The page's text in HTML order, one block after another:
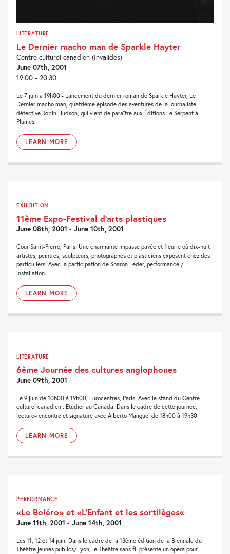
LITERATURE
Le Dernier macho man de Sparkle Hayter
Centre culturel canadien (Invalides)
June 07th, 2001
19:00 - 20:30
Le 7 juin à 19h00 - Lancement du dernier roman de Sparkle Hayter, Le
Dernier macho man, quatrième épisode des aventures de la journaliste-
détective Robin Hudson, qui vient de paraître aux Éditions Le Serpent à
Plumes.
LEARN MORE
EXHIBITION
11ème Expo-Festival d’arts plastiques
June 08th, 2001 - June 10th, 2001
Cour Saint-Pierre, Paris. Une charmante impasse pavée et fleurie où dix-huit
artistes, peintres, sculpteurs, photographes et plasticiens exposent chez des
particuliers. Avec la participation de Sharon Feder, performance /
installation.
LEARN MORE
LITERATURE
6ème Journée des cultures anglophones
June 09th, 2001
Le 9 juin de 10h00 à 19h00, Eurocentres, Paris. Avec le stand du Centre
culturel canadien : Etudier au Canada. Dans le cadre de cette journée,
lecture-rencontre et signature avec Alberto Manguel de 18h00 à 19h30.
LEARN MORE
PERFORMANCE
«Le Boléro» et «L’Enfant et les sortilèges«
June 11th, 2001 - June 14th, 2001
Les 11, 12 et 14 juin. Dans le cadre de la 13ème édition de la Biennale du
Théâtre jeunes publics/Lyon, le Théâtre sans fil présente un opéra pour